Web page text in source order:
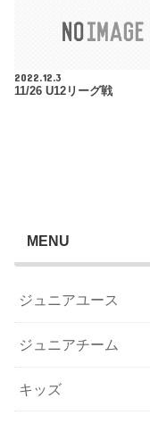
2022.12.3
11/26 U12リーグ戦
MENU
ジュニアユース
ジュニアチーム
キッズ